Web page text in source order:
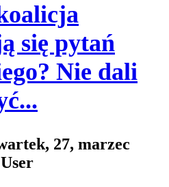
się pytań
Nie dali
27, marzec